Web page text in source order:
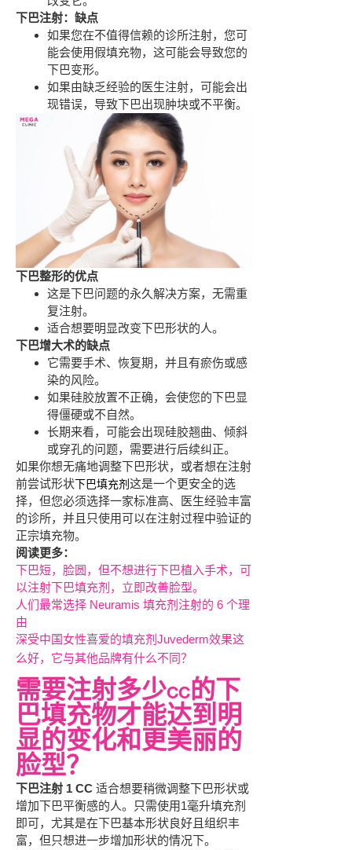
下巴注射：缺点
如果您在不值得信赖的诊所注射，您可
能会使用假填充物，这可能会导致您的
下巴变形。
如果由缺乏经验的医生注射，可能会出
现错误，导致下巴出现肿块或不平衡。
下巴整形的优点
这是下巴问题的永久解决方案，无需重
复注射。
适合想要明显改变下巴形状的人。
下巴增大术的缺点
它需要手术、恢复期，并且有瘀伤或感
染的风险。
如果硅胶放置不正确，会使您的下巴显
得僵硬或不自然。
长期来看，可能会出现硅胶翘曲、倾斜
或穿孔的问题，需要进行后续纠正。
如果你想无痛地调整下巴形状，或者想在注射
前尝试形状下巴填充剂这是一个更安全的选
择，但您必须选择一家标准高、医生经验丰富
的诊所，并且只使用可以在注射过程中验证的
正宗填充物。
阅读更多：
下巴短，脸圆，但不想进行下巴植入手术，可
以注射下巴填充剂，立即改善脸型。
人们最常选择 Neuramis 填充剂注射的 6 个理
由
深受中国女性喜爱的填充剂Juvederm效果这
么好，它与其他品牌有什么不同？
需要注射多少CC的下
巴填充物才能达到明
显的变化和更美丽的
脸型？
下巴注射 1 CC 适合想要稍微调整下巴形状或
增加下巴平衡感的人。只需使用1毫升填充剂
即可，尤其是在下巴基本形状良好且组织丰
富，但只想进一步增加形状的情况下。